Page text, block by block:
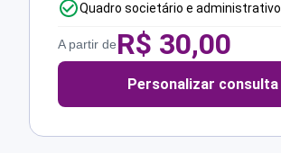
Quadro societário e administrativo
A partir deR$ 30,00
Personalizar consulta